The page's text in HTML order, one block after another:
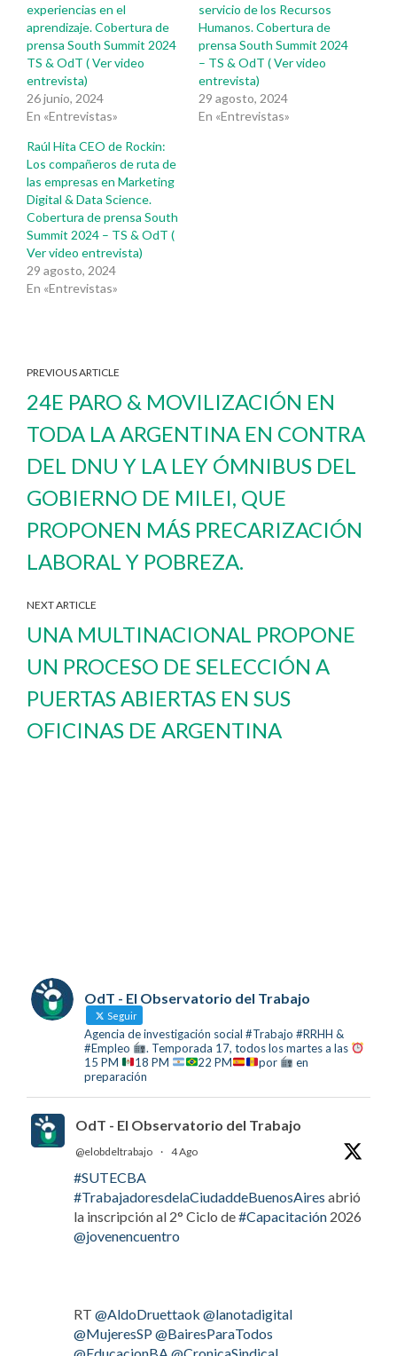
experiencias en el
aprendizaje. Cobertura de
prensa South Summit 2024
TS & OdT ( Ver video
entrevista)
26 junio, 2024
En «Entrevistas»
servicio de los Recursos
Humanos. Cobertura de
prensa South Summit 2024
– TS & OdT ( Ver video
entrevista)
29 agosto, 2024
En «Entrevistas»
Raúl Hita CEO de Rockin:
Los compañeros de ruta de
las empresas en Marketing
Digital & Data Science.
Cobertura de prensa South
Summit 2024 – TS & OdT (
Ver video entrevista)
29 agosto, 2024
En «Entrevistas»
PREVIOUS ARTICLE
24E PARO & MOVILIZACIÓN EN
TODA LA ARGENTINA EN CONTRA
DEL DNU Y LA LEY ÓMNIBUS DEL
GOBIERNO DE MILEI, QUE
PROPONEN MÁS PRECARIZACIÓN
LABORAL Y POBREZA.
NEXT ARTICLE
UNA MULTINACIONAL PROPONE
UN PROCESO DE SELECCIÓN A
PUERTAS ABIERTAS EN SUS
OFICINAS DE ARGENTINA
OdT - El Observatorio del Trabajo
Seguir
Agencia de investigación social #Trabajo #RRHH &
#Empleo
. Temporada 17, todos los martes a las
15 PM
18 PM 22 PM por
en
preparación
OdT - El Observatorio del Trabajo
@elobdeltrabajo · 4 Ago
#SUTECBA
#TrabajadoresdelaCiudaddeBuenosAires abrió
la inscripción al 2° Ciclo de#Capacitación 2026
@jovenencuentro
RT @AldoDruettaok @lanotadigital
@MujeresSP@BairesParaTodos
@EducacionBA @CronicaSindicaL